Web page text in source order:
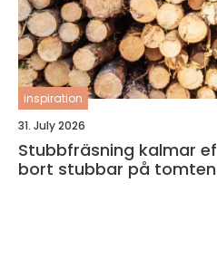
inspiration
31. July 2026
Stubbfräsning kalmar effektivt sätt att få
bort stubbar på tomten